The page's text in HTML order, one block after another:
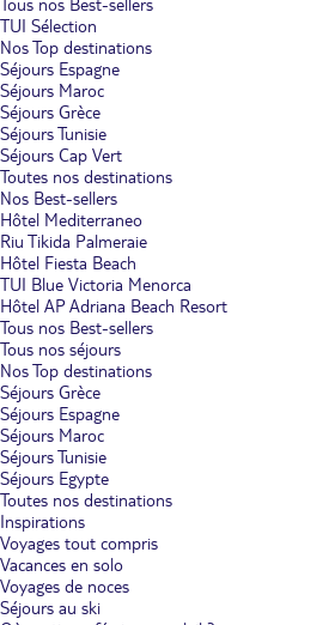
Tous nos Best-sellers
TUI Sélection
Nos Top destinations
Séjours Espagne
Séjours Maroc
Séjours Grèce
Séjours Tunisie
Séjours Cap Vert
Toutes nos destinations
Nos Best-sellers
Hôtel Mediterraneo
Riu Tikida Palmeraie
Hôtel Fiesta Beach
TUI Blue Victoria Menorca
Hôtel AP Adriana Beach Resort
Tous nos Best-sellers
Tous nos séjours
Nos Top destinations
Séjours Grèce
Séjours Espagne
Séjours Maroc
Séjours Tunisie
Séjours Egypte
Toutes nos destinations
Inspirations
Voyages tout compris
Vacances en solo
Voyages de noces
Séjours au ski